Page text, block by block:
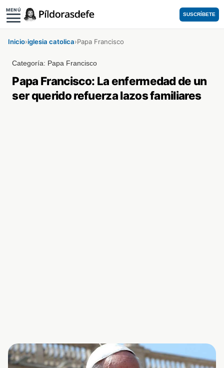
MENÚ
SUSCRÍBETE
Inicio›iglesia catolica›Papa Francisco
Categoría: Papa Francisco
Papa Francisco: La enfermedad de un
ser querido refuerza lazos familiares